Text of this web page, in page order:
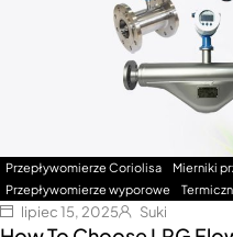
Przepływomierze Coriolisa
Mierniki
Przepływomierze wyporowe
lipiec 15, 2025 Suki